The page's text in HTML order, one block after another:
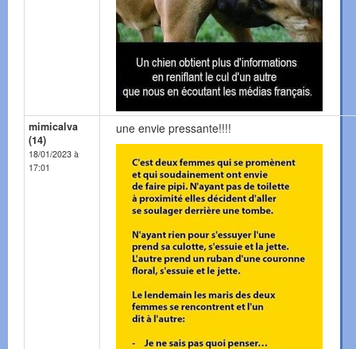
mimicalva
(14)
18/01/2023 à
17:01
une envie pressante!!!!